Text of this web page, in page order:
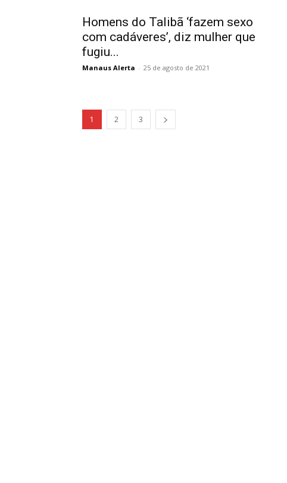
Homens do Talibã ‘fazem sexo
com cadáveres’, diz mulher que
fugiu...
Manaus Alerta - 25 de agosto de 2021
1 2 3